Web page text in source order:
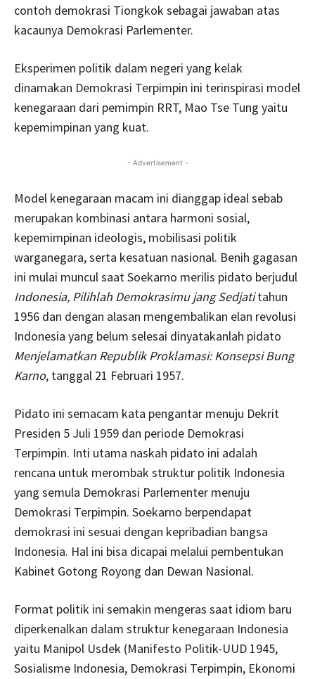
contoh demokrasi Tiongkok sebagai jawaban atas
kacaunya Demokrasi Parlementer.
Eksperimen politik dalam negeri yang kelak
dinamakan Demokrasi Terpimpin ini terinspirasi model
kenegaraan dari pemimpin RRT, Mao Tse Tung yaitu
kepemimpinan yang kuat.
- Advertisement -
Model kenegaraan macam ini dianggap ideal sebab
merupakan kombinasi antara harmoni sosial,
kepemimpinan ideologis, mobilisasi politik
warganegara, serta kesatuan nasional. Benih gagasan
ini mulai muncul saat Soekarno merilis pidato berjudul
Indonesia, Pilihlah Demokrasimu jang Sedjatitahun
1956 dan dengan alasan mengembalikan elan revolusi
Indonesia yang belum selesai dinyatakanlah pidato
Menjelamatkan Republik Proklamasi: Konsepsi Bung
Karno, tanggal 21 Februari 1957.
Pidato ini semacam kata pengantar menuju Dekrit
Presiden 5 Juli 1959 dan periode Demokrasi
Terpimpin. Inti utama naskah pidato ini adalah
rencana untuk merombak struktur politik Indonesia
yang semula Demokrasi Parlementer menuju
Demokrasi Terpimpin. Soekarno berpendapat
demokrasi ini sesuai dengan kepribadian bangsa
Indonesia. Hal ini bisa dicapai melalui pembentukan
Kabinet Gotong Royong dan Dewan Nasional.
Format politik ini semakin mengeras saat idiom baru
diperkenalkan dalam struktur kenegaraan Indonesia
yaitu Manipol Usdek (Manifesto Politik-UUD 1945,
Sosialisme Indonesia, Demokrasi Terpimpin, Ekonomi